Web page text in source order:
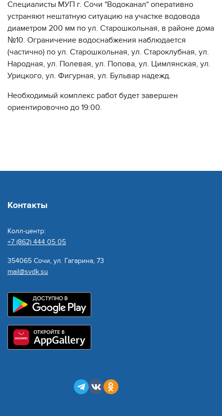
Специалисты МУП г. Сочи "Водоканал" оперативно
устраняют нештатную ситуацию на участке водовода
диаметром 200 мм по ул. Старошкольная, в районе дома
№10. Ограничение водоснабжения наблюдается
(частично) по ул. Старошкольная, ул. Староклубная, ул.
Народная, ул. Полевая, ул. Попова, ул. Цимлянская, ул.
Урицкого, ул. Фигурная, ул. Бульвар надежд.
Необходимый комплекс работ будет завершен
ориентировочно до 19:00.
Контакты
Колл-центр:
+7 (862) 444 05 05
354065 Сочи, ул. Гагарина, 73
mail@svdk.su